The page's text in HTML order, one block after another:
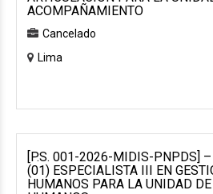
ACOMPAÑAMIENTO
Cancelado
Lima
[P.S. 001-2026-MIDIS-PNPDS]
(01) ESPECIALISTA III EN
HUMANOS PARA LA UNIDAD DE